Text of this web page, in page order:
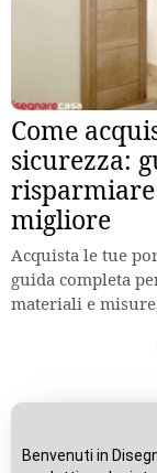
Come
sicurezza:
risparmiare
migliore
Acquista le tue
guida completa
materiali e
Benvenuti in